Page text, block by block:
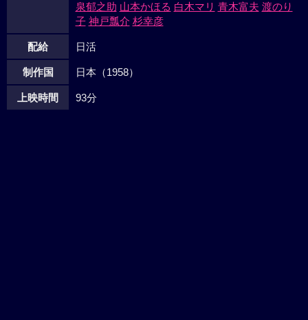
泉郁之助 山本かほる 白木マリ 青木富夫 渡のり
子 神戸瓢介 杉幸彦
配給 日活
制作国 日本（1958）
上映時間 93分